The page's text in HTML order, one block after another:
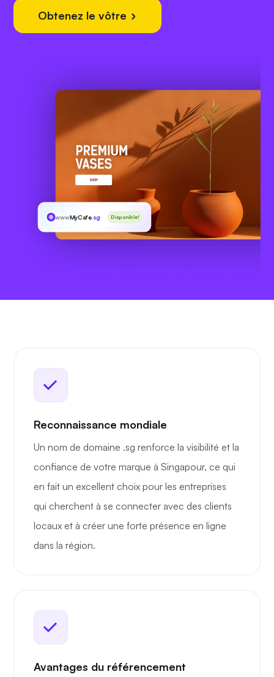
Obtenez le vôtre
wwwMyCafe.sg Disponible!
Reconnaissance mondiale
Un nom de domaine .sg renforce la visibilité et la
confiance de votre marque à Singapour, ce qui
en fait un excellent choix pour les entreprises
qui cherchent à se connecter avec des clients
locaux et à créer une forte présence en ligne
dans la région.
Avantages du référencement